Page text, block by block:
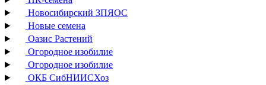
Новосибирский ЗПЯОС
Новые семена
Оазис Растений
Огородное изобилие
Огородное изобилие
ОКБ СибНИИСХоз